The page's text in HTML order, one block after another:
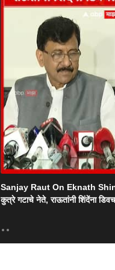
Sanjay Raut On Eknath
कुत्रे गटाचे नेते, राऊतांनी शिंदेंना